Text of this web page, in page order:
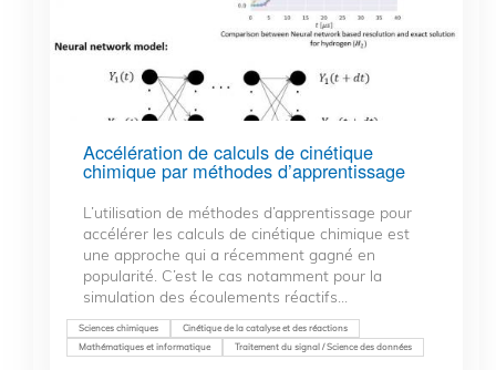
Accélération de calculs de cinétique
chimique par méthodes d’apprentissage
L’utilisation de méthodes d’apprentissage pour
accélérer les calculs de cinétique chimique est
une approche qui a récemment gagné en
popularité. C’est le cas notamment pour la
simulation des écoulements réactifs...
Sciences chimiques
Cinétique de la catalyse et des réactions
Mathématiques et informatique
Traitement du signal / Science des données